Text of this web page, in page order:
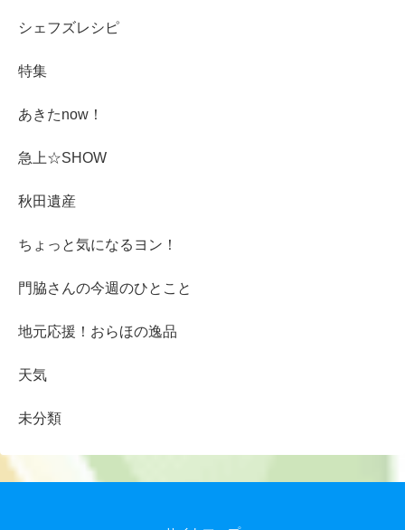
シェフズレシピ
特集
あきたnow！
急上☆SHOW
秋田遺産
ちょっと気になるヨン！
門脇さんの今週のひとこと
地元応援！おらほの逸品
天気
未分類